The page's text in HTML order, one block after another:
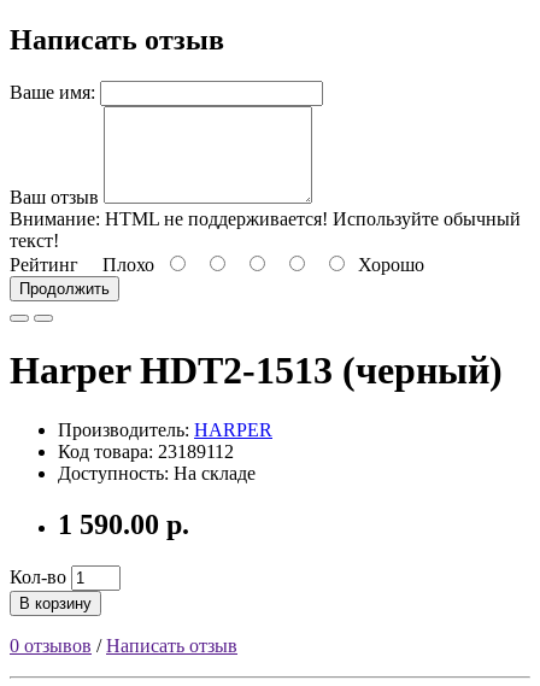
Написать отзыв
Ваше имя:
Ваш отзыв
Внимание: HTML не поддерживается! Используйте обычный
текст!
Рейтинг Плохо Хорошо
Продолжить
Harper HDT2-1513 (черный)
Производитель: HARPER
Код товара: 23189112
Доступность: На складе
1 590.00 р.
Кол-во
В корзину
0 отзывов /Написать отзыв